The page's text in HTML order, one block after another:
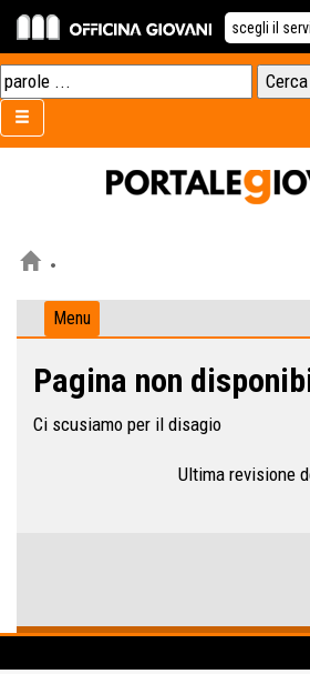
scegli il
Menu
Pagina non
Ci scusiamo per il disagio
Ultima revisione